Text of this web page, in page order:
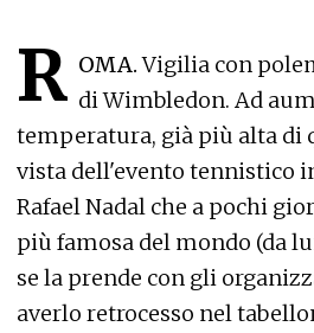
R OMA.Vigilia con
di Wimbledon. Ad
temperatura, già più alta di
vista dell'evento tennistico
Rafael Nadal che a pochi
più famosa del mondo (da
se la prende con gli
averlo retrocesso nel